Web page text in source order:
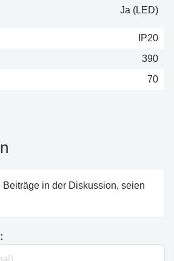
Ja (LED)
IP20
390
70
Beiträge in der Diskussion, seien